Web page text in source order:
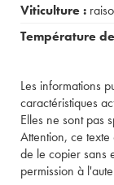
Viticulture :
Température
Les informations
caractéristiques
Elles ne sont pas
Attention, ce
de le copier sans
permission à